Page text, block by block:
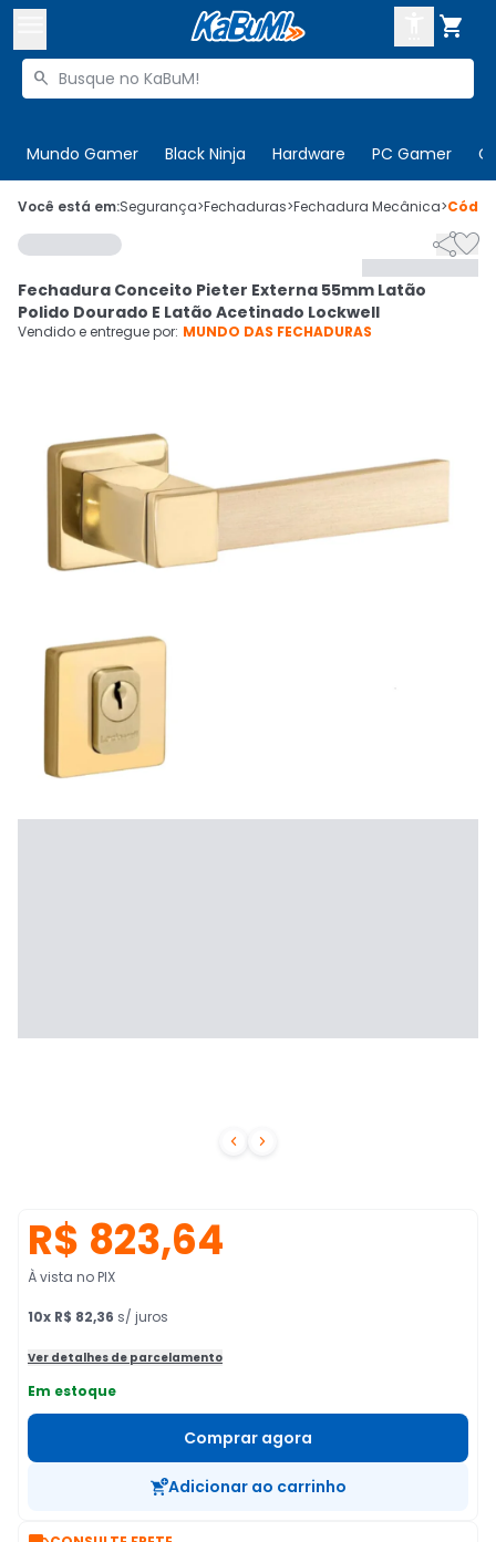

Buscar produtos

Mundo Gamer Black Ninja Hardware PC Gamer
 Olá. Acesse sua conta
 Departamentos
Cupons
CADASTRE-SE
Você está em:Segurança>Fechaduras>Fechadura Mecânica>
 

Fechadura Conceito Pieter Externa 55mm Latão
Polido Dourado E Latão Acetinado Lockwell
Vendido e entregue por: MUNDO DAS FECHADURAS
R$ 823,64
À vista no PIX
10x R$ 82,36 s/ juros
Ver detalhes de parcelamento
Em estoque
Comprar agora
Adicionar ao carrinho